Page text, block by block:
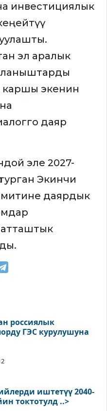
инвестициялык
эл аралык
каршы экенин
даяр
эле 2027-
Экинчи
даярдык
россиялык
ГЭС курулушуна
иштетүү 2040-
токтотулд ..>